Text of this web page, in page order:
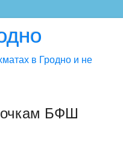
в Гродно и не
БФШ